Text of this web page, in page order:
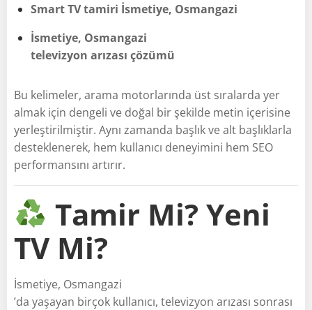
Smart TV tamiri İsmetiye, Osmangazi
İsmetiye, Osmangazi
televizyon arızası çözümü
Bu kelimeler, arama motorlarında üst sıralarda yer
almak için dengeli ve doğal bir şekilde metin içerisine
yerleştirilmiştir. Aynı zamanda başlık ve alt başlıklarla
desteklenerek, hem kullanıcı deneyimini hem SEO
performansını artırır.
Tamir Mi? Yeni
TV Mi?
İsmetiye, Osmangazi
’da yaşayan birçok kullanıcı, televizyon arızası sonrası